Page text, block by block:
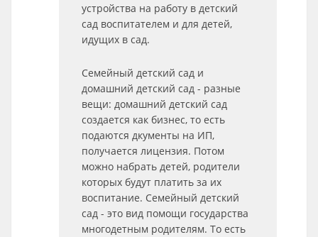
устройства на работу в детский
сад воспитателем и для детей,
идущих в сад.
Семейный детский сад и
домашний детский сад - разные
вещи: домашний детский сад
создается как бизнес, то есть
подаются дкументы на ИП,
получается лицензия. Потом
можно набрать детей, родители
которых будут платить за их
воспитание. Семейный детский
сад - это вид помощи государства
многодетным родителям. То есть